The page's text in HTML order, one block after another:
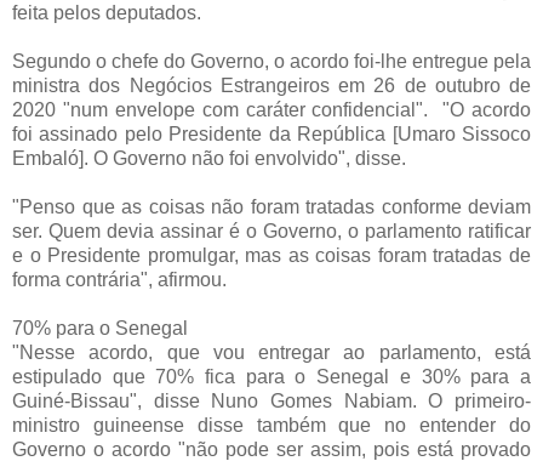
feita pelos deputados.
Segundo o chefe do Governo, o acordo foi-lhe entregue pela
ministra dos Negócios Estrangeiros em 26 de outubro de
2020 "num envelope com caráter confidencial". "O acordo
foi assinado pelo Presidente da República [Umaro Sissoco
Embaló]. O Governo não foi envolvido", disse.
"Penso que as coisas não foram tratadas conforme deviam
ser. Quem devia assinar é o Governo, o parlamento ratificar
e o Presidente promulgar, mas as coisas foram tratadas de
forma contrária", afirmou.
70% para o Senegal
"Nesse acordo, que vou entregar ao parlamento, está
estipulado que 70% fica para o Senegal e 30% para a
Guiné-Bissau", disse Nuno Gomes Nabiam. O primeiro-
ministro guineense disse também que no entender do
Governo o acordo "não pode ser assim, pois está provado